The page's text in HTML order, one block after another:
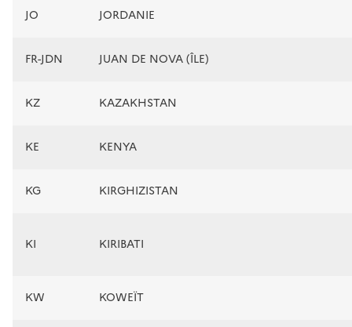
JO JORDANIE
FR-JDN JUAN DE NOVA (ÎLE)
KZ KAZAKHSTAN
KE KENYA
KG KIRGHIZISTAN
KI KIRIBATI
KW KOWEÏT